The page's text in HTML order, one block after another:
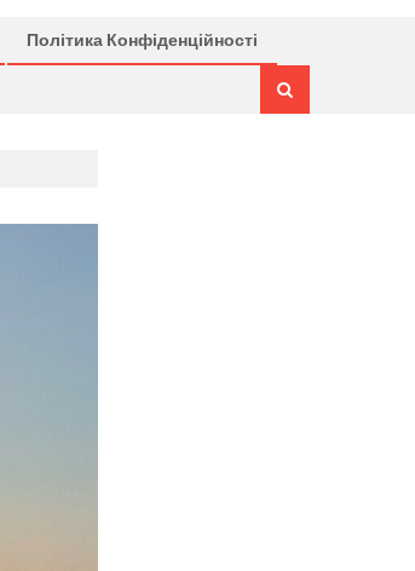
Політика Конфіденційності